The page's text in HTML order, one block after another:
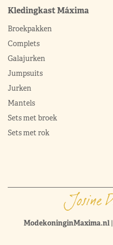
Kledingkast Máxima
Broekpakken
Complets
Galajurken
Jumpsuits
Jurken
Mantels
Sets met broek
Sets met rok
ModekoninginMaxima.nl|